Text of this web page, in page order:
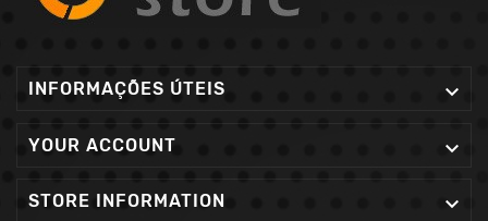
INFORMAÇÕES ÚTEIS 
YOUR ACCOUNT 
STORE INFORMATION 